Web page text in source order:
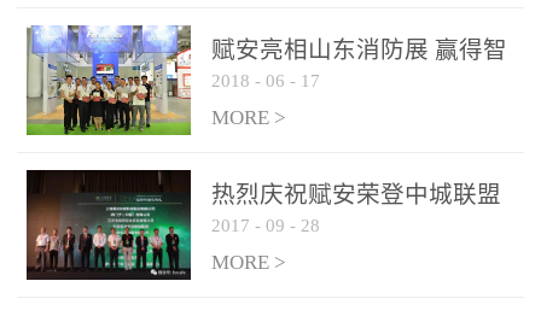
现火焰的跟踪和识别。能
更早的进行预警，达到早
报早防的效果。 系统构
成示意图： 图像型火灾
和监控端两大部分组成。
两者之间通过以太网相
联，一台监控主机最多可
赋安亮相山东消防展 赢得智
慧消防新荣耀
2018 - 06 - 17
MORE >
热烈庆祝赋安荣登中城联盟
联合采购战略合作平台
2017 - 09 - 28
MORE >